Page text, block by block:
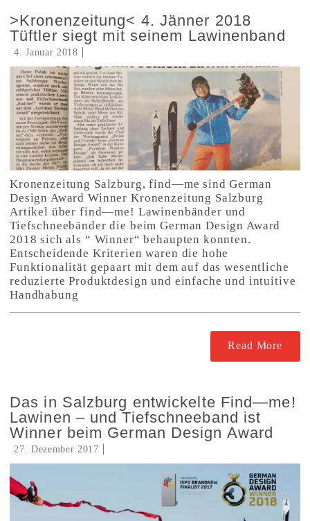
>Kronenzeitung< 4. Jänner 2018
Tüftler siegt mit seinem Lawinenband
4. Januar 2018
Kronenzeitung Salzburg, find—me sind German
Design Award Winner Kronenzeitung Salzburg
Artikel über find—me! Lawinenbänder und
Tiefschneebänder die beim German Design Award
2018 sich als “ Winner“ behaupten konnten.
Entscheidende Kriterien waren die hohe
Funktionalität gepaart mit dem auf das wesentliche
reduzierte Produktdesign und einfache und intuitive
Handhabung
Read More
Das in Salzburg entwickelte Find—me!
Lawinen – und Tiefschneeband ist
Winner beim German Design Award
27. Dezember 2017